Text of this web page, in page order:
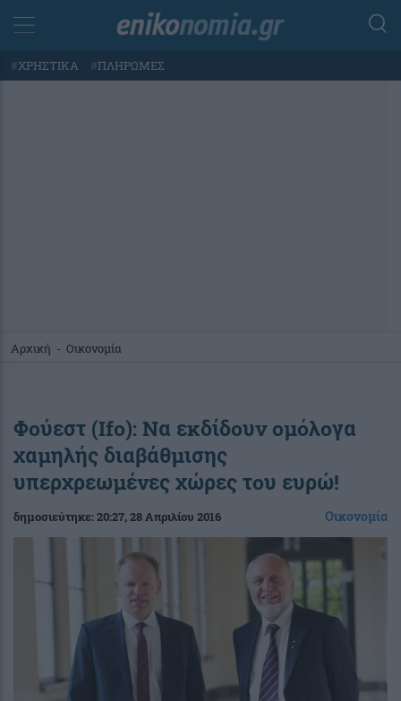
#ΧΡΗΣΤΙΚΑ #ΠΛΗΡΩΜΕΣ
Αρχική - Οικονομία
Φούεστ (Ifo): Να εκδίδουν ομόλογα
χαμηλής διαβάθμισης
υπερχρεωμένες χώρες του ευρώ!
δημοσιεύτηκε:20:27, 28 Απριλίου 2016 Οικονομία